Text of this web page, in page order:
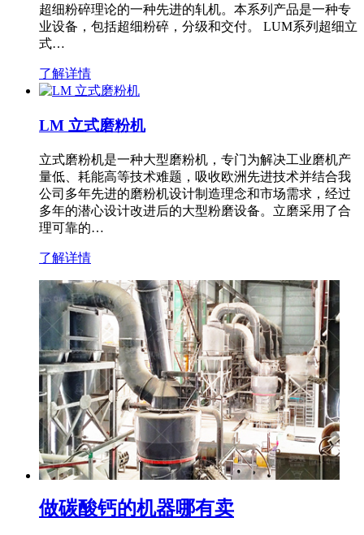
超细粉碎理论的一种先进的轧机。本系列产品是一种专
业设备，包括超细粉碎，分级和交付。 LUM系列超细立
式…
了解详情
LM 立式磨粉机
立式磨粉机是一种大型磨粉机，专门为解决工业磨机产
量低、耗能高等技术难题，吸收欧洲先进技术并结合我
公司多年先进的磨粉机设计制造理念和市场需求，经过
多年的潜心设计改进后的大型粉磨设备。立磨采用了合
理可靠的…
了解详情
做碳酸钙的机器哪有卖